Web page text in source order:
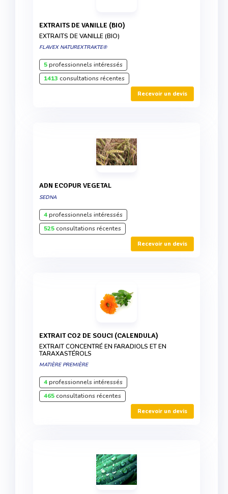
EXTRAITS DE VANILLE (BIO)
EXTRAITS DE VANILLE (BIO)
FLAVEX NATUREXTRAKTE®
5professionnels intéressés
1413 consultations récentes
Recevoir un devis
ADN ECOPUR VEGETAL
SEDNA
4professionnels intéressés
525consultations récentes
Recevoir un devis
EXTRAIT CO2 DE SOUCI (CALENDULA)
EXTRAIT CONCENTRÉ EN FARADIOLS ET EN
TARAXASTÉROLS
MATIÈRE PREMIÈRE
4professionnels intéressés
465consultations récentes
Recevoir un devis